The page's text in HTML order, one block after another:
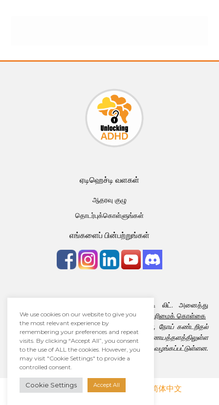
ஏடிஹெச்டி வளகள்
ஆதரவு குழு
தொடர்புக்கொள்ளுங்கள்
எங்களைப் பின்பற்றுங்கள்
பதிப்புரிமை © 2026 · ஆளாக்கிங் ஏடிஹெச்டி லிட். அனைத்து
உரிமைகளும் பாதுகாக்கப்பட்டவைவிதிமுறை|
தனியுரிமைக் கொள்கை
ஆளாக்கிங் ஏடிஹெச்டி லிட். மருத்துவ ஆலோசனை, நோய் கண்டறிதல்
மற்றும் சிகிச்சை வழங்குவதில்லை. எங்கள் இணையத்தளத்திலுள்ள
தகவல்களெல்லாம் கல்விக்குறிக்கோளுடன் மட்டுமே வழங்கப்பட்டுள்ளன.
We use cookies on our website to give you
the most relevant experience by
remembering your preferences and repeat
visits. By clicking “Accept All”, you consent
to the use of ALL the cookies. However, you
may visit "Cookie Settings" to provide a
controlled consent.
Cookie Settings Accept All
English Melayu 简体中文